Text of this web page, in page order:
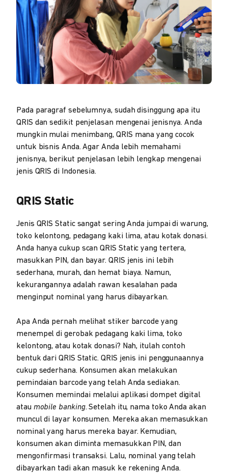
Pada paragraf sebelumnya, sudah disinggung apa itu
QRIS dan sedikit penjelasan mengenai jenisnya. Anda
mungkin mulai menimbang, QRIS mana yang cocok
untuk bisnis Anda. Agar Anda lebih memahami
jenisnya, berikut penjelasan lebih lengkap mengenai
jenis QRIS di Indonesia.
QRIS Static
Jenis QRIS Static sangat sering Anda jumpai di warung,
toko kelontong, pedagang kaki lima, atau kotak donasi.
Anda hanya cukup scan QRIS Static yang tertera,
masukkan PIN, dan bayar. QRIS jenis ini lebih
sederhana, murah, dan hemat biaya. Namun,
kekurangannya adalah rawan kesalahan pada
menginput nominal yang harus dibayarkan.
Apa Anda pernah melihat stiker barcode yang
menempel di gerobak pedagang kaki lima, toko
kelontong, atau kotak donasi? Nah, itulah contoh
bentuk dari QRIS Static. QRIS jenis ini penggunaannya
cukup sederhana. Konsumen akan melakukan
pemindaian barcode yang telah Anda sediakan.
Konsumen memindai melalui aplikasi dompet digital
atau mobile banking. Setelah itu, nama toko Anda akan
muncul di layar konsumen. Mereka akan memasukkan
nominal yang harus mereka bayar. Kemudian,
konsumen akan diminta memasukkan PIN, dan
mengonfirmasi transaksi. Lalu, nominal yang telah
dibayarkan tadi akan masuk ke rekening Anda.